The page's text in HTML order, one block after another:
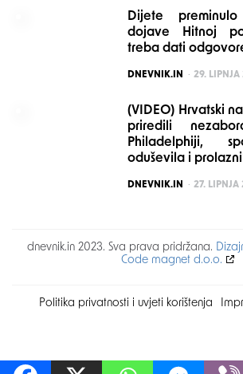
Dijete
dojave Hitnoj
treba dati
POSTED
DNEVNIK.IN 29.
(VIDEO) Hrvatski
priredili
Philadelphiji,
oduševila i
POSTED
DNEVNIK.IN 27. LIPNJA
dnevnik.in 2023. Sva prava pridržana.
Code magnet d.o.o.
Politika privatnosti i uvjeti korištenja